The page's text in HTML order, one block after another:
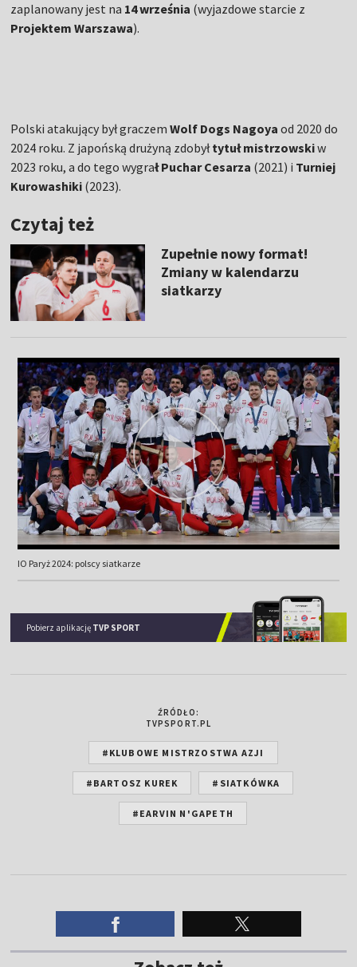
zaplanowany jest na 14 września (wyjazdowe starcie z
Projektem Warszawa).
Polski atakujący był graczemWolf Dogs Nagoya od 2020 do
2024 roku. Z japońską drużyną zdobyłtytuł mistrzowskiw
2023 roku, a do tego wygrał Puchar Cesarza (2021) i Turniej
Kurowashiki (2023).
Czytaj też
Zupełnie nowy format!
Zmiany w kalendarzu
siatkarzy
IO Paryż 2024: polscy siatkarze
Pobierz aplikację TVP SPORT
ŹRÓDŁO:
TVPSPORT.PL
#KLUBOWE MISTRZOSTWA AZJI
#BARTOSZ KUREK #SIATKÓWKA
#EARVIN N'GAPETH